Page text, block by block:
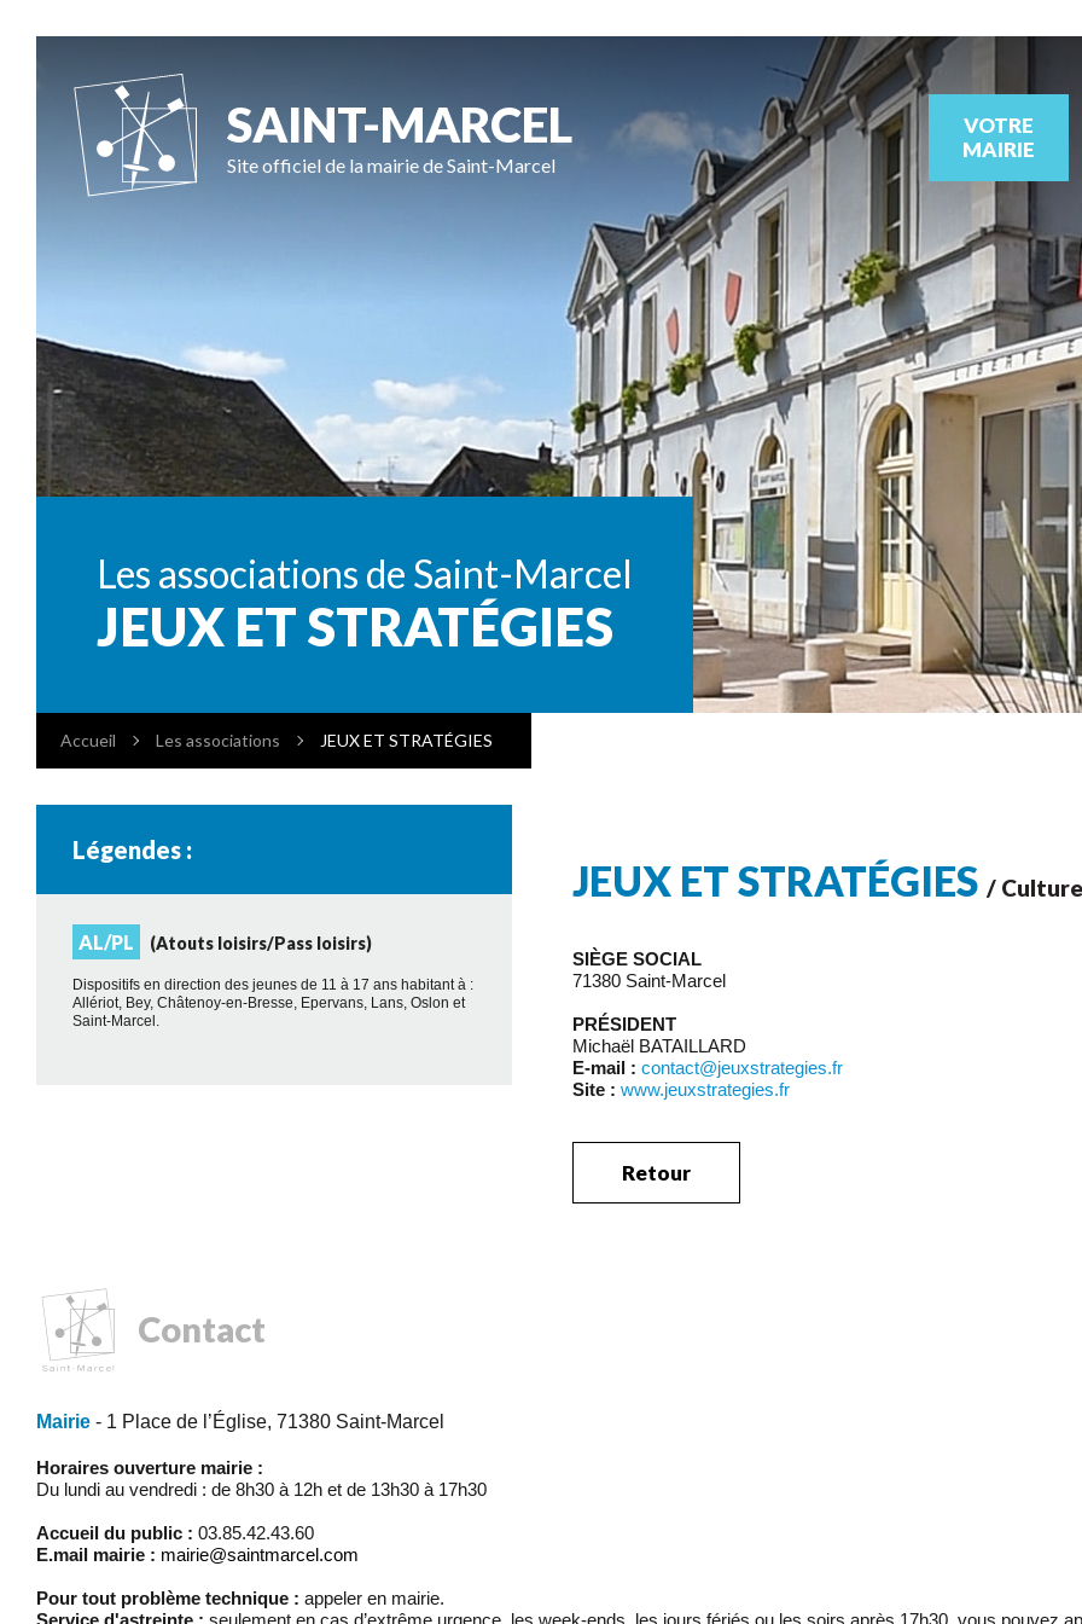
SAINT-MARCEL
Site officiel de la mairie de Saint-Marcel
VOTRE
MAIRIE
Les associations de Saint-Marcel
JEUX ET STRATÉGIES
Accueil Les associations JEUX ET STRATÉGIES
Légendes :
AL/PL (Atouts loisirs/Pass loisirs)
Dispositifs en direction des jeunes de 11 à 17 ans habitant à :
Allériot, Bey, Châtenoy-en-Bresse, Epervans, Lans, Oslon et
Saint-Marcel.
JEUX ET STRATÉGIES / Culture
SIÈGE SOCIAL
71380 Saint-Marcel
PRÉSIDENT
Michaël BATAILLARD
E-mail : contact@jeuxstrategies.fr
Site : www.jeuxstrategies.fr
Retour
Contact
Mairie - 1 Place de l’Église, 71380 Saint-Marcel
Horaires ouverture mairie :
Du lundi au vendredi : de 8h30 à 12h et de 13h30 à 17h30
Accueil du public : 03.85.42.43.60
E.mail mairie : mairie@saintmarcel.com
Pour tout problème technique : appeler en mairie.
Service d'astreinte : seulement en cas d’extrême urgence, les week-ends, les jours fériés ou les soirs après 17h30, vous pouvez